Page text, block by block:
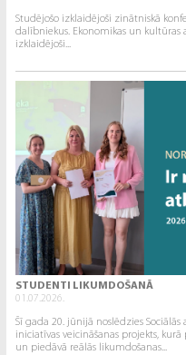
Studējošo izklaidējoši zinātniskā
dalībniekus. Ekonomikas un kultūras
izklaidējoši...
STUDENTI LIKUMDOŠANĀ
01.07.2026.
Šī gada 20. jūnijā noslēdzies
iniciatīvas veicināšanas projekts,
un piedāvā reālās likumdošanas...